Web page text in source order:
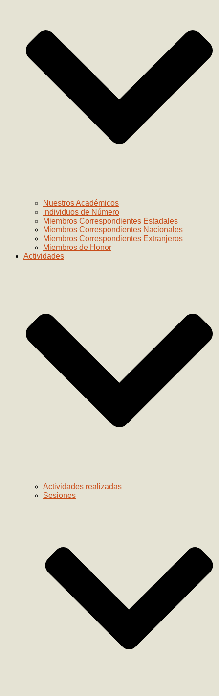
Nuestros Académicos
Individuos de Número
Miembros Correspondientes Estadales
Miembros Correspondientes Nacionales
Miembros Correspondientes Extranjeros
Miembros de Honor
Actividades
Actividades realizadas
Sesiones